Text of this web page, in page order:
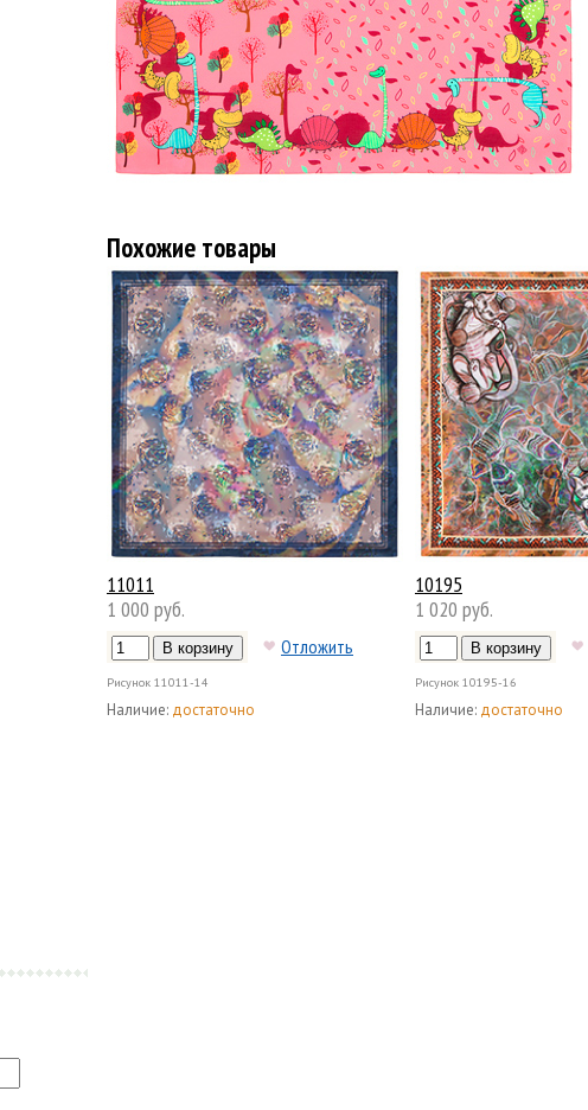
Похожие товары
11011
1 000 руб.
Отложить
Рисунок 11011-14
Наличие: достаточно
10195
1 020 руб.
Рисунок 10195-16
Наличие: достаточно